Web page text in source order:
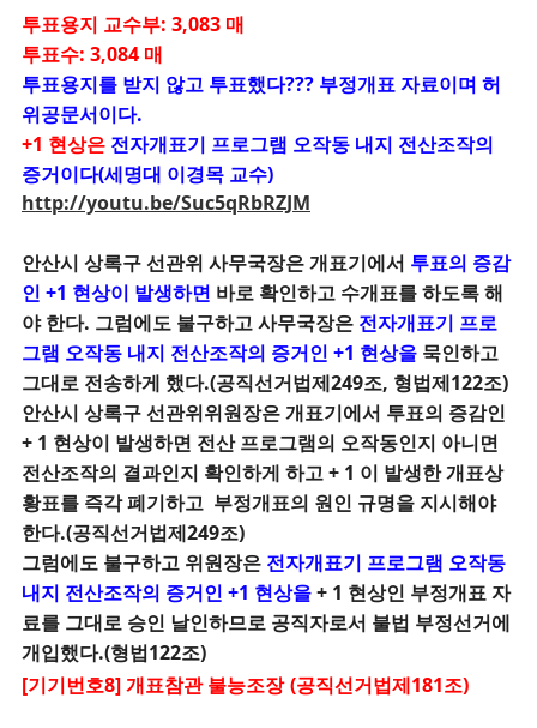
투표용지 교수부: 3,083 매
투표수: 3,084 매
투표용지를 받지 않고 투표했다??? 부정개표 자료이며 허
위공문서이다.
+1 현상은 전자개표기 프로그램 오작동 내지 전산조작의
증거이다(세명대 이경목 교수)
http://youtu.be/Suc5qRbRZJM
안산시 상록구 선관위 사무국장은 개표기에서 투표의 증감
인 +1 현상이 발생하면 바로 확인하고 수개표를 하도록 해
야 한다. 그럼에도 불구하고 사무국장은 전자개표기 프로
그램 오작동 내지 전산조작의 증거인 +1 현상을 묵인하고
그대로 전송하게 했다.(공직선거법제249조, 형법제122조)
안산시 상록구 선관위위원장은 개표기에서 투표의 증감인
+ 1 현상이 발생하면 전산 프로그램의 오작동인지 아니면
전산조작의 결과인지 확인하게 하고 + 1 이 발생한 개표상
황표를 즉각 폐기하고 부정개표의 원인 규명을 지시해야
한다.(공직선거법제249조)
그럼에도 불구하고 위원장은 전자개표기 프로그램 오작동
내지 전산조작의 증거인 +1 현상을+ 1 현상인 부정개표 자
료를 그대로 승인 날인하므로 공직자로서 불법 부정선거에
개입했다.(형법122조)
[기기번호8] 개표참관 불능조장 (공직선거법제181조)